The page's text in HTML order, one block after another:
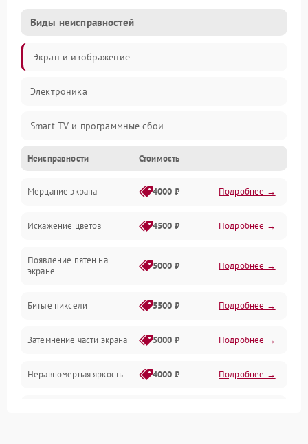
Виды неисправностей
Экран и изображение
Электроника
Smart TV и программные сбои
Питание и запуск
Подсветка и LED-модули
Звук и аудиосистема
Сигнал и приём каналов
Механические повреждения
Программное обеспечение
Неисправности Стоимость
Мерцание экрана 4000 ₽ Подробнее →
Искажение цветов 4500 ₽ Подробнее →
Появление пятен на
экране
5000 ₽ Подробнее →
Битые пиксели 5500 ₽ Подробнее →
Затемнение части экрана 5000 ₽ Подробнее →
Неравномерная яркость 4000 ₽ Подробнее →